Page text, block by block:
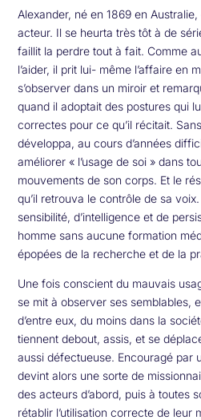
Alexander, né en 1869 en
acteur. Il se heurta très tôt à de
faillit la perdre tout à fait. Comme
l’aider, il prit lui- même l’affaire en
s’observer dans un miroir et
quand il adoptait des postures qui
correctes pour ce qu’il récitait.
développa, au cours d’années
améliorer « l’usage de soi » dans
mouvements de son corps. Et le
qu’il retrouva le contrôle de sa
sensibilité, d’intelligence et de
homme sans aucune formation
épopées de la recherche et de la
Une fois conscient du mauvais
se mit à observer ses semblables,
d’entre eux, du moins dans la
tiennent debout, assis, et se
aussi défectueuse. Encouragé par
devint alors une sorte de
des acteurs d’abord, puis à toutes
rétablir l’utilisation correcte de leur